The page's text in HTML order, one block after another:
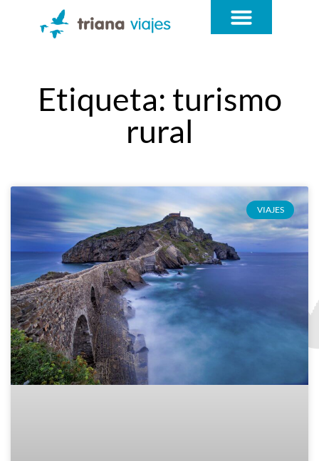
Etiqueta: turismo
rural
VIAJES